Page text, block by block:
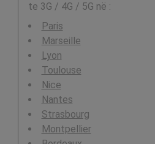
te 3G / 4G / 5G në :
Paris
Marseille
Lyon
Toulouse
Nice
Nantes
Strasbourg
Montpellier